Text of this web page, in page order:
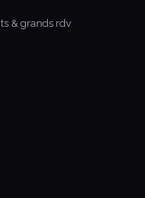
& grands rdv